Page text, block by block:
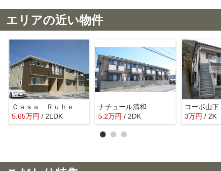
エリアの近い物件
5.65万円 / 2LDK
ナチュール清和
5.2万円 / 2DK
コーポ山下
3万円 / 2K